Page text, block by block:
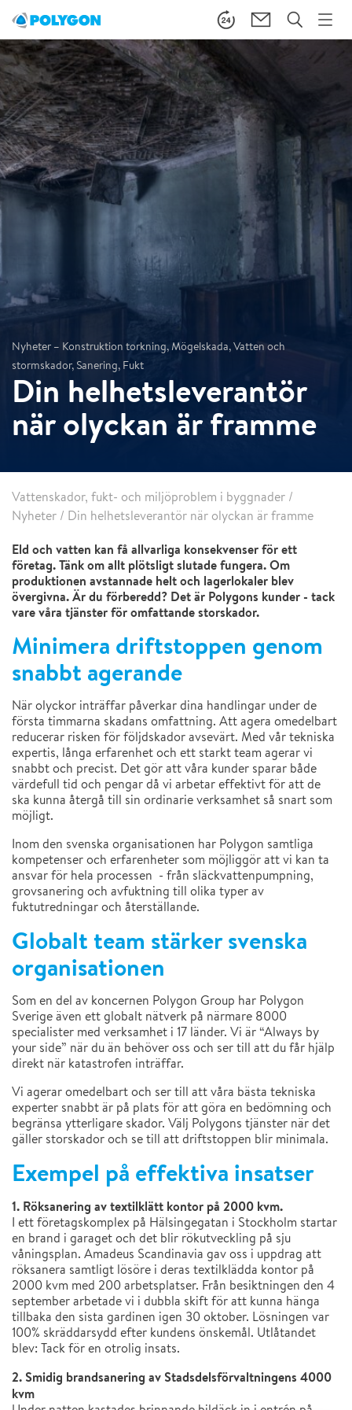
Nyheter – Konstruktion torkning, Mögelskada, Vatten och
stormskador, Sanering, Fukt
Din helhetsleverantör
när olyckan är framme
Vattenskador, fukt- och miljöproblem i byggnader /
Nyheter / Din helhetsleverantör när olyckan är framme
Eld och vatten kan få allvarliga konsekvenser för ett
företag. Tänk om allt plötsligt slutade fungera. Om
produktionen avstannade helt och lagerlokaler blev
övergivna. Är du förberedd? Det är Polygons kunder - tack
vare våra tjänster för omfattande storskador.
Minimera driftstoppen genom
snabbt agerande
När olyckor inträffar påverkar dina handlingar under de
första timmarna skadans omfattning. Att agera omedelbart
reducerar risken för följdskador avsevärt. Med vår tekniska
expertis, långa erfarenhet och ett starkt team agerar vi
snabbt och precist. Det gör att våra kunder sparar både
värdefull tid och pengar då vi arbetar effektivt för att de
ska kunna återgå till sin ordinarie verksamhet så snart som
möjligt.
Inom den svenska organisationen har Polygon samtliga
kompetenser och erfarenheter som möjliggör att vi kan ta
ansvar för hela processen - från släckvattenpumpning,
grovsanering och avfuktning till olika typer av
fuktutredningar och återställande.
Globalt team stärker svenska
organisationen
Som en del av koncernen Polygon Group har Polygon
Sverige även ett globalt nätverk på närmare 8000
specialister med verksamhet i 17 länder. Vi är “Always by
your side” när du än behöver oss och ser till att du får hjälp
direkt när katastrofen inträffar.
Vi agerar omedelbart och ser till att våra bästa tekniska
experter snabbt är på plats för att göra en bedömning och
begränsa ytterligare skador. Välj Polygons tjänster när det
gäller storskador och se till att driftstoppen blir minimala.
Exempel på effektiva insatser
1. Röksanering av textilklätt kontor på 2000 kvm.
I ett företagskomplex på Hälsingegatan i Stockholm startar
en brand i garaget och det blir rökutveckling på sju
våningsplan. Amadeus Scandinavia gav oss i uppdrag att
röksanera samtligt lösöre i deras textilklädda kontor på
2000 kvm med 200 arbetsplatser. Från besiktningen den 4
september arbetade vi i dubbla skift för att kunna hänga
tillbaka den sista gardinen igen 30 oktober. Lösningen var
100% skräddarsydd efter kundens önskemål. Utlåtandet
blev: Tack för en otrolig insats.
2. Smidig brandsanering av Stadsdelsförvaltningens 4000
kvm